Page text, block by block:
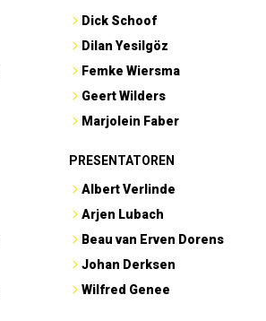
Dick Schoof
Dilan Yesilgöz
Femke Wiersma
Geert Wilders
Marjolein Faber
PRESENTATOREN
Albert Verlinde
Arjen Lubach
Beau van Erven Dorens
Johan Derksen
Wilfred Genee